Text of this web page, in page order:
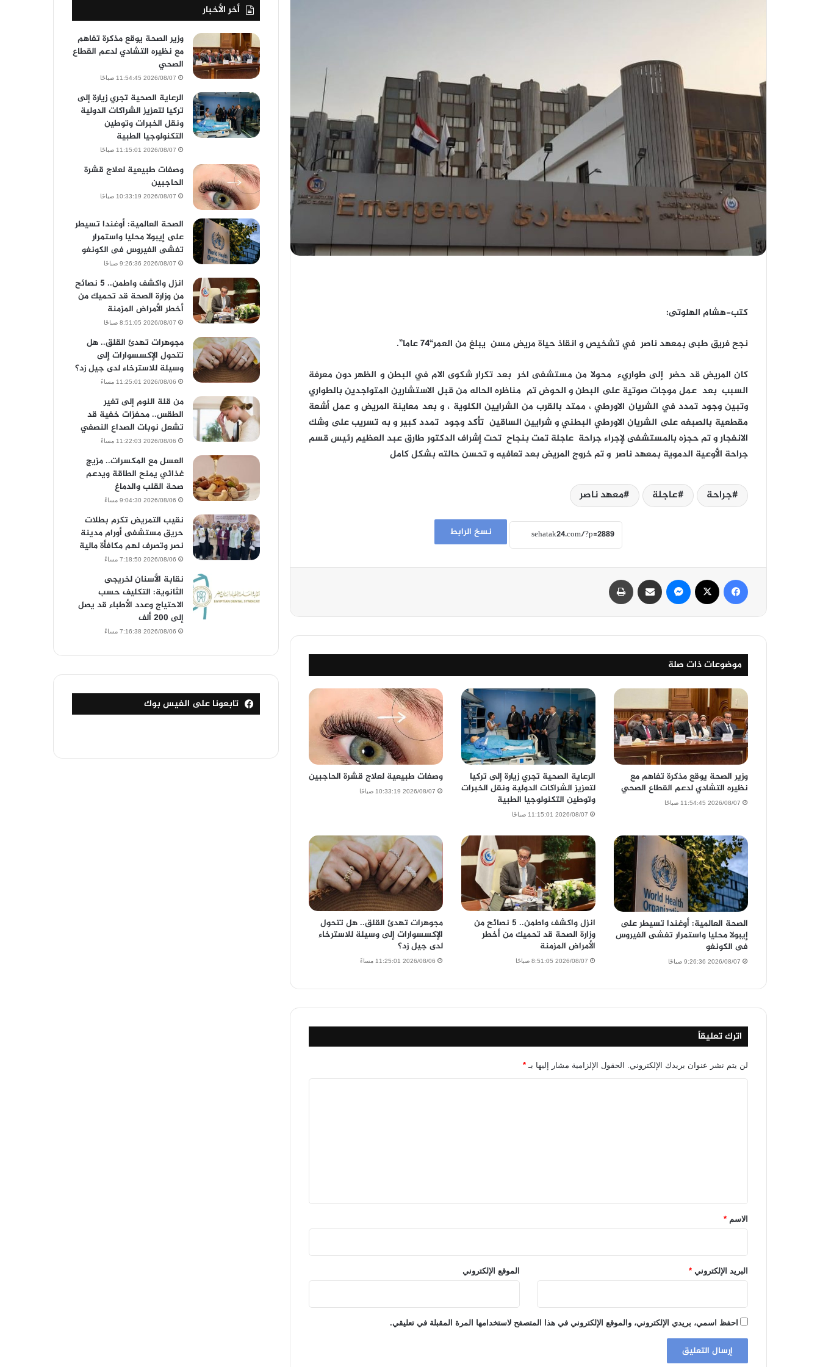
كتب-هشام الهلوتى:
نجح فريق طبى بمعهد ناصر في تشخيص و انقاذ حياة مريض مسن يبلغ من العمر“٧٤ عاما”.
كان المريض قد حضر إلى طواريء محولا من مستشفى اخر بعد تكرار شكوى الام في البطن و الظهر دون معرفة
السبب بعد عمل موجات صوتية على البطن و الحوض تم مناظره الحاله من قبل الاستشارين المتواجدين بالطواري
وتبين وجود تمدد في الشريان الاورطي ، ممتد بالقرب من الشرايين الكلوية ، و بعد معاينة المريض و عمل أشعة
مقطعية بالصبغه على الشريان الاورطي البطني و شرايين الساقين تأكد وجود تمدد كبير و به تسريب على وشك
الانفجار و تم حجزه بالمستشفى لإجراء جراحة عاجلة تمت بنجاح تحت إشراف الدكتور طارق عبد العظيم رئيس قسم
جراحة الأوعية الدموية بمعهد ناصر و تم خروج المريض بعد تعافيه و تحسن حالته بشكل كامل
جراحة عاجلة معهد ناصر
نسخ الرابط
فيسبوك ماسنجر مشاركة عبر البريد
موضوعات ذات صلة
وزير الصحة يوقع مذكرة تفاهم مع
نظيره التشادي لدعم القطاع الصحي
2026/08/07 11:54:45 صباحًا
الرعاية الصحية تجري زيارة إلى تركيا
لتعزيز الشراكات الدولية ونقل الخبرات
وتوطين التكنولوجيا الطبية
2026/08/07 11:15:01 صباحًا
وصفات طبيعية لعلاج قشرة الحاجبين
2026/08/07 10:33:19 صباحًا
الصحة العالمية: أوغندا تسيطر على
إيبولا محليا واستمرار تفشى الفيروس
فى الكونغو
2026/08/07 9:26:36 صباحًا
انزل واكشف واطمن.. 5 نصائح من
وزارة الصحة قد تحميك من أخطر
الأمراض المزمنة
2026/08/07 8:51:05 صباحًا
مجوهرات تهدئ القلق.. هل تتحول
الإكسسوارات إلى وسيلة للاسترخاء
لدى جيل زد؟
2026/08/06 11:25:01 مساءً
اترك تعليقاً
لن يتم نشر عنوان بريدك الإلكتروني. الحقول الإلزامية مشار إليها بـ *
*الاسم *
البريد الإلكتروني * الموقع الإلكتروني
احفظ اسمي، بريدي الإلكتروني، والموقع الإلكتروني في هذا المتصفح لاستخدامها المرة المقبلة في تعليقي.
أخر الأخبار
وزير الصحة يوقع مذكرة تفاهم
مع نظيره التشادي لدعم القطاع
الصحي
2026/08/07 11:54:45 صباحًا
الرعاية الصحية تجري زيارة إلى
تركيا لتعزيز الشراكات الدولية
ونقل الخبرات وتوطين
التكنولوجيا الطبية
2026/08/07 11:15:01 صباحًا
وصفات طبيعية لعلاج قشرة
الحاجبين
2026/08/07 10:33:19 صباحًا
الصحة العالمية: أوغندا تسيطر
على إيبولا محليا واستمرار
تفشى الفيروس فى الكونغو
2026/08/07 9:26:36 صباحًا
انزل واكشف واطمن.. 5 نصائح
من وزارة الصحة قد تحميك من
أخطر الأمراض المزمنة
2026/08/07 8:51:05 صباحًا
مجوهرات تهدئ القلق.. هل
تتحول الإكسسوارات إلى
وسيلة للاسترخاء لدى جيل زد؟
2026/08/06 11:25:01 مساءً
من قلة النوم إلى تغير
الطقس.. محفزات خفية قد
تشعل نوبات الصداع النصفي
2026/08/06 11:22:03 مساءً
العسل مع المكسرات.. مزيج
غذائي يمنح الطاقة ويدعم
صحة القلب والدماغ
2026/08/06 9:04:30 مساءً
نقيب التمريض تكرم بطلات
حريق مستشفى أورام مدينة
نصر وتصرف لهم مكافأة مالية
2026/08/06 7:18:50 مساءً
نقابة الأسنان لخريجى
الثانوية: التكليف حسب
الاحتياج وعدد الأطباء قد يصل
إلى 200 ألف
2026/08/06 7:16:38 مساءً
تابعونا على الفيس بوك